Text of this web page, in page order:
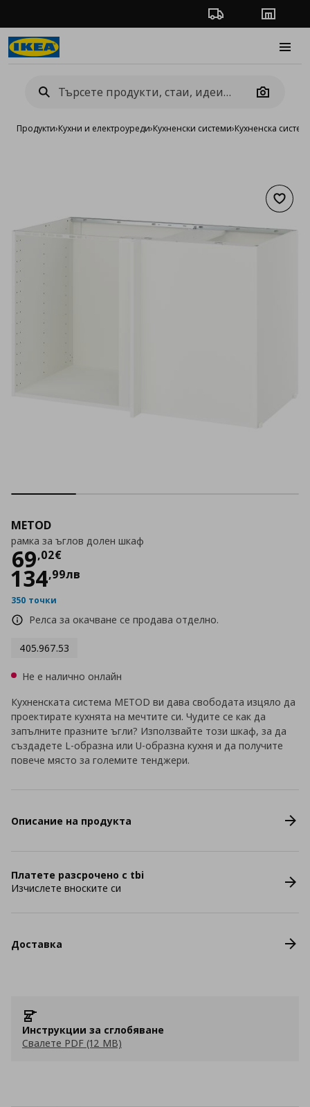
Проследяване на
Camera
Продукти›Кухни и електроуреди›Кухненски системи›Кухненска
METOD
рамка за ъглов долен шкаф
69,02€
Цена
134,99лв
350 точки
Релса за окачване се продава отделно.
405.967.53
Не е налично онлайн
Кухненската система METOD ви дава свободата изцяло да
проектирате кухнята на мечтите си. Чудите се как да
запълните празните ъгли? Използвайте този шкаф, за да
създадете L-образна или U-образна кухня и да получите
повече място за големите тенджери.
Описание на продукта
Платете разсрочено с tbi
Изчислете вноските си
Доставка
Инструкции за сглобяване
Свалете PDF (12 MB)